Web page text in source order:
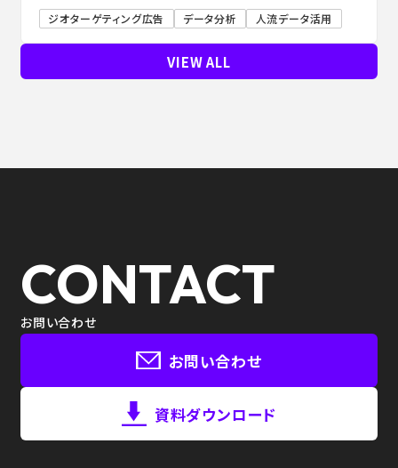
ジオターゲティング広告 データ分析 人流データ活用
VIEW ALL
CONTACT
お問い合わせ
お問い合わせ
資料ダウンロード